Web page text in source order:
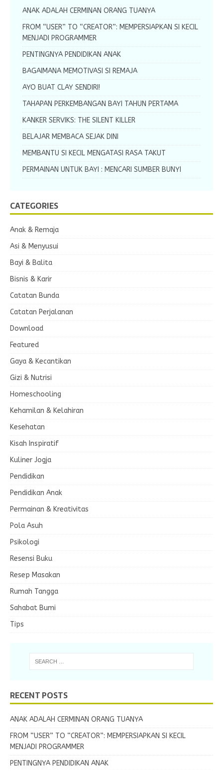
ANAK ADALAH CERMINAN ORANG TUANYA
FROM “USER” TO “CREATOR”: MEMPERSIAPKAN SI KECIL
MENJADI PROGRAMMER
PENTINGNYA PENDIDIKAN ANAK
BAGAIMANA MEMOTIVASI SI REMAJA
AYO BUAT CLAY SENDIRI!
TAHAPAN PERKEMBANGAN BAYI TAHUN PERTAMA
KANKER SERVIKS: THE SILENT KILLER
BELAJAR MEMBACA SEJAK DINI
MEMBANTU SI KECIL MENGATASI RASA TAKUT
PERMAINAN UNTUK BAYI : MENCARI SUMBER BUNYI
CATEGORIES
Anak & Remaja
Asi & Menyusui
Bayi & Balita
Bisnis & Karir
Catatan Bunda
Catatan Perjalanan
Download
Featured
Gaya & Kecantikan
Gizi & Nutrisi
Homeschooling
Kehamilan & Kelahiran
Kesehatan
Kisah Inspiratif
Kuliner Jogja
Pendidikan
Pendidikan Anak
Permainan & Kreativitas
Pola Asuh
Psikologi
Resensi Buku
Resep Masakan
Rumah Tangga
Sahabat Bumi
Tips
RECENT POSTS
ANAK ADALAH CERMINAN ORANG TUANYA
FROM “USER” TO “CREATOR”: MEMPERSIAPKAN SI KECIL
MENJADI PROGRAMMER
PENTINGNYA PENDIDIKAN ANAK